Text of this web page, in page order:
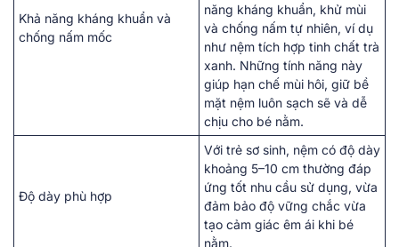
Khả năng kháng khuẩn và
chống nấm mốc
năng kháng khuẩn, khử mùi
và chống nấm tự nhiên, ví dụ
như nệm tích hợp tinh chất trà
xanh. Những tính năng này
giúp hạn chế mùi hôi, giữ bề
mặt nệm luôn sạch sẽ và dễ
chịu cho bé nằm.
Độ dày phù hợp
Với trẻ sơ sinh, nệm có độ dày
khoảng 5–10 cm thường đáp
ứng tốt nhu cầu sử dụng, vừa
đảm bảo độ vững chắc vừa
tạo cảm giác êm ái khi bé
nằm.